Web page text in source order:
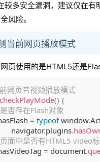
较多安全漏洞，建议仅在
风险。
当前网页播放模式
页使用的是HTML5还是
网页音视频播放模式
checkPlayMode() {
否存在Flash对象
= typeof window.
                     navigator
.plugins.
面中是否有HTML5 video
= document.